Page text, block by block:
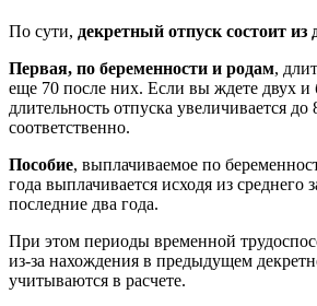
По сути, декретный отпуск состоит из
Первая, по беременности и родам,
еще 70 после них. Если вы ждете двух
длительность отпуска увеличивается до
соответственно.
Пособие, выплачиваемое по
года выплачивается исходя из среднего
последние два года.
При этом периоды временной
из-за нахождения в предыдущем
учитываются в расчете.